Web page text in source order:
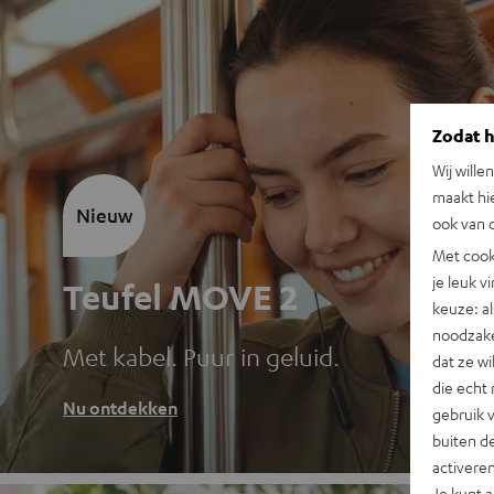
Teufel MOVE 2
Met kabel. Puur in geluid.
Nu ontdekken
Nieuw
Zodat
Wij
maakt
ook van
Met
je leuk
keuze:
dat ze
die echt
gebruik
buiten